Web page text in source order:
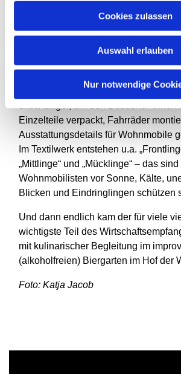
Cookies zulassen
Auswahl erlauben
Nur notwendige
Inzwischen lockten schon die Düfte
ausgestatteten Grillbuffet, das vom
Hausservice der Diakonie unter der
Florian Grundmann angerichtet
Fördergruppen. Einige der
Einzelteile verpackt, Fahrräder
Ausstattungsdetails für Wohnmobile
Im Textilwerk entstehen u.a.
„Mittlinge“ und „Mücklinge“ – das
Wohnmobilisten vor Sonne, Kälte,
Blicken und Eindringlingen schützen
Und dann endlich kam der für viele
wichtigste Teil des
mit kulinarischer Begleitung im
(alkoholfreien) Biergarten im Hof der
Foto: Katja Jacob